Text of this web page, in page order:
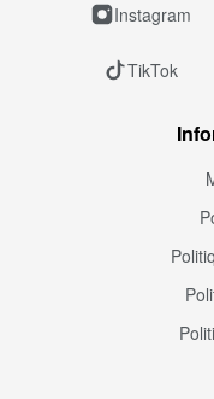
Instagram
TikTok